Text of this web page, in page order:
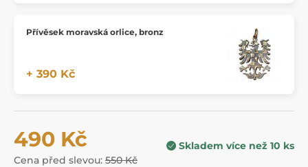
Přívěsek moravská orlice, bronz
+ 390 Kč
490 Kč
Cena před slevou: 550 Kč
Skladem více než 10 ks